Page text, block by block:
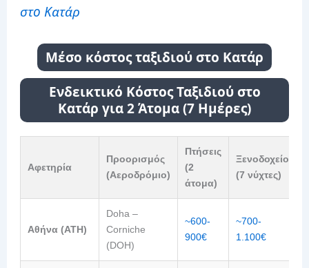
στο Κατάρ
Μέσο κόστος ταξιδιού στο Κατάρ
Ενδεικτικό Κόστος Ταξιδιού στο
Κατάρ για 2 Άτομα (7 Ημέρες)
Αφετηρία
Προορισμός
(Αεροδρόμιο)
Πτήσεις
(2
άτομα)
Ξενοδοχείο
(7 νύχτες)
Αθήνα (ATH)
Doha –
Corniche
(DOH)
~600-
900€
~700-
1.100€